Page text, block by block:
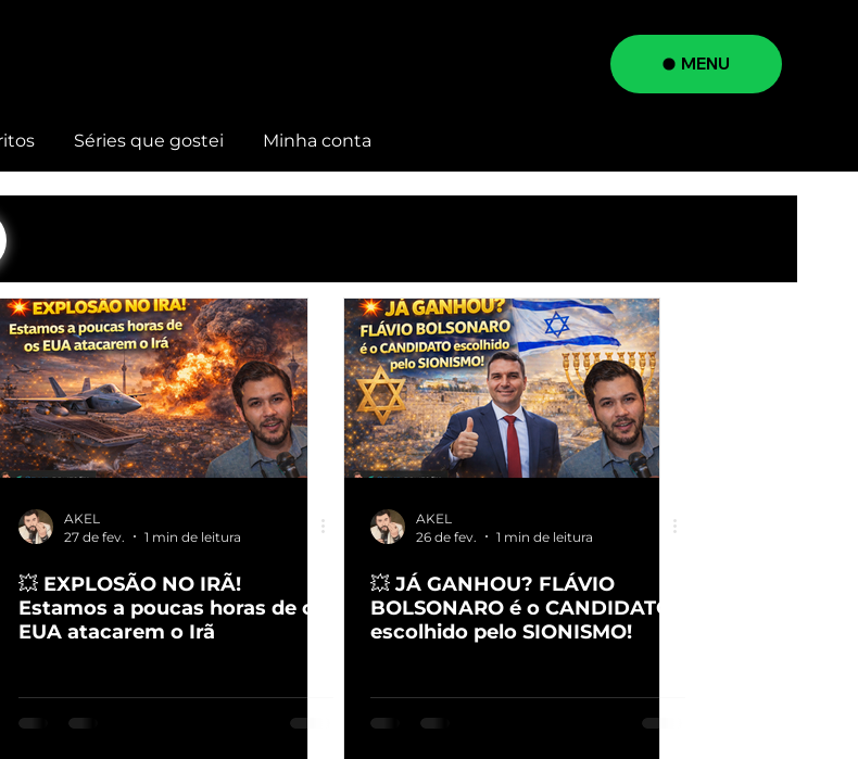
MENU
Séries que gostei Minha conta
AKEL
27 de fev.
1 min de leitura
💥 EXPLOSÃO NO IRÃ!
Estamos a poucas horas de os
EUA atacarem o Irã
AKEL
26 de fev.
1 min de leitura
💥 JÁ GANHOU? FLÁVIO
BOLSONARO é o CANDIDATO
escolhido pelo SIONISMO!